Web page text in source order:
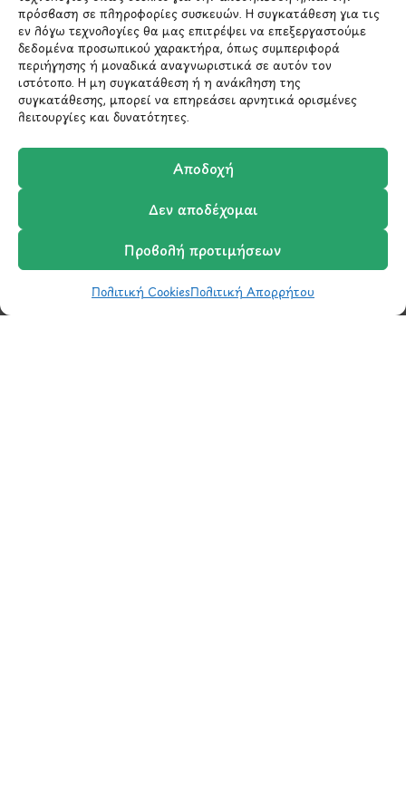
πρόσβαση σε πληροφορίες συσκευών. Η συγκατάθεση για τις
εν λόγω τεχνολογίες θα μας επιτρέψει να επεξεργαστούμε
δεδομένα προσωπικού χαρακτήρα, όπως συμπεριφορά
περιήγησης ή μοναδικά αναγνωριστικά σε αυτόν τον
ιστότοπο. Η μη συγκατάθεση ή η ανάκληση της
συγκατάθεσης, μπορεί να επηρεάσει αρνητικά ορισμένες
λειτουργίες και δυνατότητες.
Αποδοχή
Δεν αποδέχομαι
Προβολή προτιμήσεων
Πολιτική CookiesΠολιτική Απορρήτου
210 6522282
info@ypografi.com
παραγγελία; Στείλτε μας ένα email και θα
επικοινωνήσουμε σύντομα μαζί σας.
ΚαλάθιΣύγκριση
Ο Λογαριασμός μου